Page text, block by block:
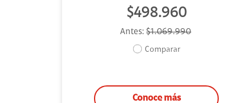
$498.960
Antes:$1.069.990
Comparar
Conoce más